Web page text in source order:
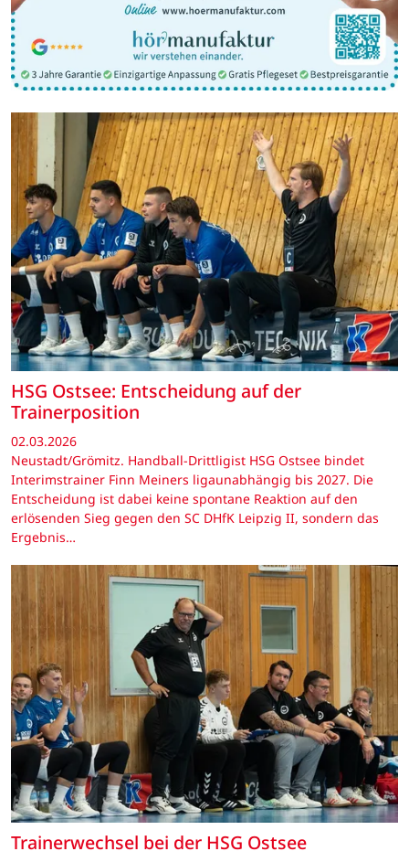
HSG Ostsee: Entscheidung auf der
Trainerposition
02.03.2026
Neustadt/Grömitz. Handball-Drittligist HSG Ostsee bindet
Interimstrainer Finn Meiners ligaunabhängig bis 2027. Die
Entscheidung ist dabei keine spontane Reaktion auf den
erlösenden Sieg gegen den SC DHfK Leipzig II, sondern das
Ergebnis…
Trainerwechsel bei der HSG Ostsee